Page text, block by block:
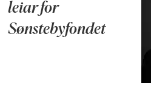
leiar for
Sønstebyfondet